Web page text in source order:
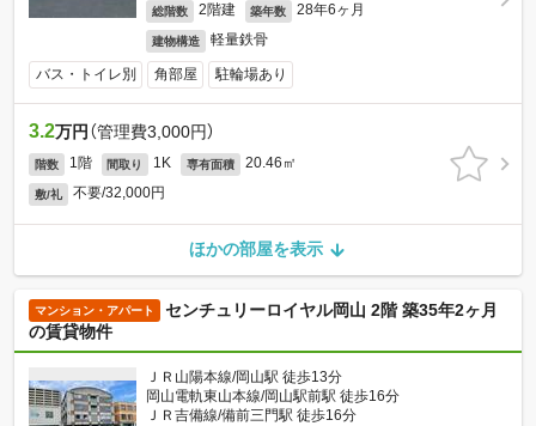
総階数 2階建 築年数 28年6ヶ月
建物構造 軽量鉄骨
バス・トイレ別 角部屋 駐輪場あり
3.2万円 （管理費3,000円）
階数 1階 間取り 1K 専有面積 20.46㎡
敷/礼 不要/32,000円
ほかの部屋を表示
マンション・アパート
センチュリーロイヤル岡山 2階 築35年2ヶ月
の賃貸物件
ＪＲ山陽本線/岡山駅 徒歩13分
岡山電軌東山本線/岡山駅前駅 徒歩16分
ＪＲ吉備線/備前三門駅 徒歩16分